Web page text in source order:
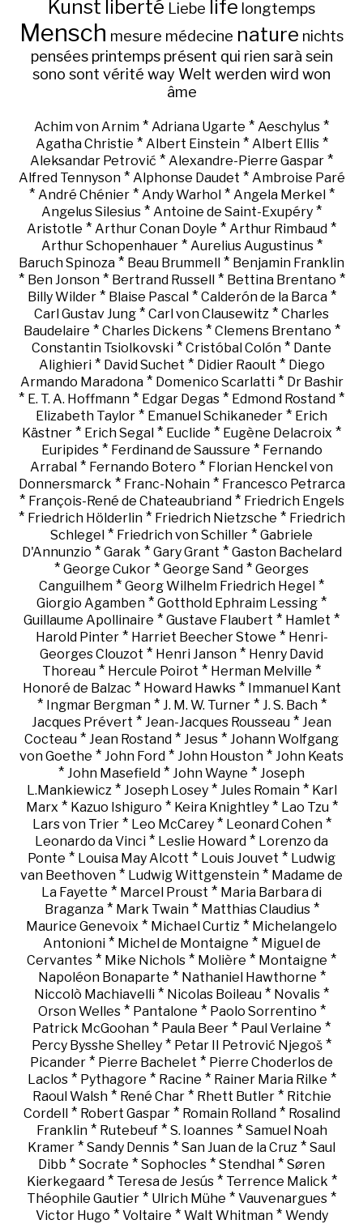
Kunst liberté Liebe life longtemps
Mensch mesure médecine nature nichts
pensées printemps présent qui rien sarà sein
sono sont vérité way Welt werden wird won
âme
Achim von Arnim * Adriana Ugarte * Aeschylus *
Agatha Christie * Albert Einstein* Albert Ellis*
Aleksandar Petrović * Alexandre-Pierre Gaspar *
Alfred Tennyson* Alphonse Daudet * Ambroise Paré
* André Chénier* Andy Warhol * Angela Merkel *
Angelus Silesius * Antoine de Saint-Exupéry *
Aristotle * Arthur Conan Doyle * Arthur Rimbaud *
Arthur Schopenhauer* Aurelius Augustinus*
Baruch Spinoza * Beau Brummell * Benjamin Franklin
* Ben Jonson* Bertrand Russell * Bettina Brentano *
Billy Wilder* Blaise Pascal* Calderón de la Barca*
Carl Gustav Jung * Carl von Clausewitz * Charles
Baudelaire * Charles Dickens* Clemens Brentano *
Constantin Tsiolkovski * Cristóbal Colón * Dante
Alighieri* David Suchet * Didier Raoult * Diego
Armando Maradona* Domenico Scarlatti* Dr Bashir
* E. T. A. Hoffmann * Edgar Degas * Edmond Rostand *
Elizabeth Taylor * Emanuel Schikaneder * Erich
Kästner * Erich Segal * Euclide * Eugène Delacroix *
Euripides* Ferdinand de Saussure * Fernando
Arrabal * Fernando Botero * Florian Henckel von
Donnersmarck * Franc-Nohain* Francesco Petrarca
* François-René de Chateaubriand* Friedrich Engels
* Friedrich Hölderlin* Friedrich Nietzsche * Friedrich
Schlegel * Friedrich von Schiller * Gabriele
D'Annunzio * Garak * Gary Grant * Gaston Bachelard
* George Cukor * George Sand * Georges
Canguilhem * Georg Wilhelm Friedrich Hegel *
Giorgio Agamben * Gotthold Ephraim Lessing *
Guillaume Apollinaire * Gustave Flaubert * Hamlet *
Harold Pinter* Harriet Beecher Stowe * Henri-
Georges Clouzot * Henri Janson * Henry David
Thoreau * Hercule Poirot * Herman Melville *
Honoré de Balzac * Howard Hawks* Immanuel Kant
* Ingmar Bergman* J. M. W. Turner* J. S. Bach*
Jacques Prévert * Jean-Jacques Rousseau * Jean
Cocteau * Jean Rostand * Jesus * Johann Wolfgang
von Goethe * John Ford * John Houston * John Keats
* John Masefield * John Wayne * Joseph
L.Mankiewicz* Joseph Losey* Jules Romain* Karl
Marx * Kazuo Ishiguro * Keira Knightley* Lao Tzu*
Lars von Trier* Leo McCarey* Leonard Cohen*
Leonardo da Vinci * Leslie Howard * Lorenzo da
Ponte * Louisa May Alcott * Louis Jouvet * Ludwig
van Beethoven * Ludwig Wittgenstein * Madame de
La Fayette * Marcel Proust * Maria Barbara di
Braganza* Mark Twain* Matthias Claudius*
Maurice Genevoix * Michael Curtiz * Michelangelo
Antonioni* Michel de Montaigne * Miguel de
Cervantes * Mike Nichols * Molière * Montaigne *
Napoléon Bonaparte * Nathaniel Hawthorne *
Niccolò Machiavelli * Nicolas Boileau * Novalis *
Orson Welles* Pantalone * Paolo Sorrentino *
Patrick McGoohan * Paula Beer * Paul Verlaine *
Percy Bysshe Shelley * Petar II Petrović Njegoš *
Picander * Pierre Bachelet * Pierre Choderlos de
Laclos* Pythagore * Racine * Rainer Maria Rilke *
Raoul Walsh* René Char* Rhett Butler* Ritchie
Cordell * Robert Gaspar* Romain Rolland* Rosalind
Franklin* Rutebeuf* S. Ioannes* Samuel Noah
Kramer * Sandy Dennis * San Juan de la Cruz * Saul
Dibb * Socrate * Sophocles * Stendhal * Søren
Kierkegaard* Teresa de Jesús* Terrence Malick *
Théophile Gautier * Ulrich Mühe * Vauvenargues *
Victor Hugo * Voltaire * Walt Whitman* Wendy